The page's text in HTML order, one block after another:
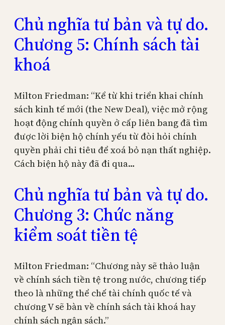
Chủ nghĩa tư bản và tự do.
Chương 5: Chính sách tài
khoá
Milton Friedman: “Kể từ khi triển khai chính
sách kinh tế mới (the New Deal), việc mở rộng
hoạt động chính quyền ở cấp liên bang đã tìm
được lời biện hộ chính yếu từ đòi hỏi chính
quyền phải chi tiêu để xoá bỏ nạn thất nghiệp.
Cách biện hộ này đã đi qua…
Chủ nghĩa tư bản và tự do.
Chương 3: Chức năng
kiểm soát tiền tệ
Milton Friedman: “Chương này sẽ thảo luận
về chính sách tiền tệ trong nước, chương tiếp
theo là những thể chế tài chính quốc tế và
chương V sẽ bàn về chính sách tài khoá hay
chính sách ngân sách.”